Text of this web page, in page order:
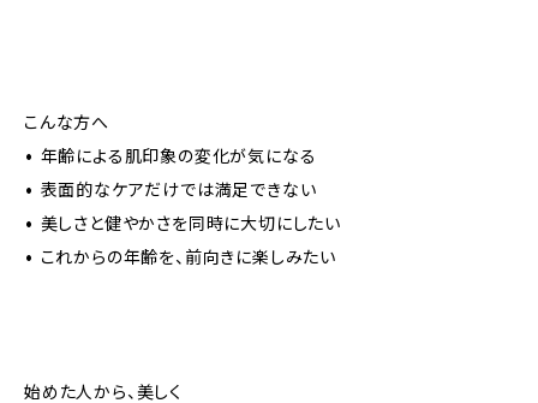
こんな方へ
• 年齢による肌印象の変化が気になる
• 表面的なケアだけでは満足できない
• 美しさと健やかさを同時に大切にしたい
• これからの年齢を、前向きに楽しみたい
始めた人から、美しく